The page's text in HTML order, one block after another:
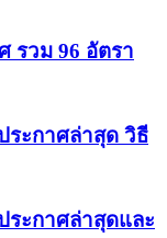
รวม 96 อัตรา
ระกาศล่าสุด วิธี
ระกาศล่าสุดและ